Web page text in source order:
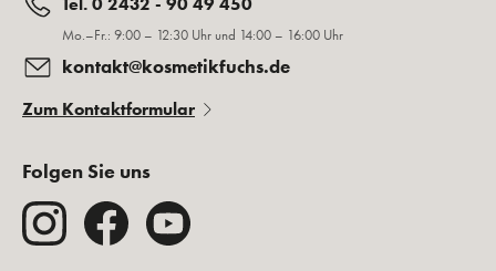
Mo.–Fr.: 9:00 – 12:30 Uhr und 14:00 – 16:00 Uhr
kontakt@kosmetikfuchs.de
Zum Kontaktformular
Folgen Sie uns